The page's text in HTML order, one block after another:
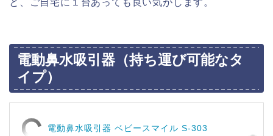
電動鼻水吸引器（持ち運び可能なタ
イプ）
電動鼻水吸引器 ベビースマイル S-303